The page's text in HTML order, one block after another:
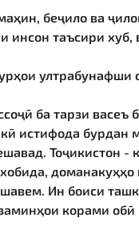
беҷило ва
инсон таъсири
ултрабунафши
ба тарзи
истифода
Тоҷикистон
Ин боиси
корами